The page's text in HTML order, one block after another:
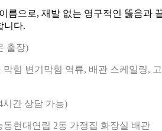
름으로, 재발 없는 영구적인 뚫음과
니다.
출장)
힘 변기막힘 역류, 배관 스케일링,
시간 상담 가능)
현대연립 2동 가정집 화장실 배관